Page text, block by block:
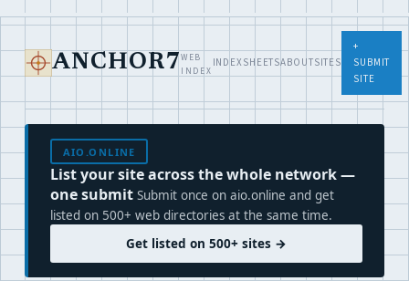
ANCHOR7 WEB
INDEX
INDEXSHEETSABOUTSITES
+
SUBMIT
SITE
AIO.ONLINE
List your site across the whole network —
one submit Submit once on aio.online and get
listed on 500+ web directories at the same time.
Get listed on 500+ sites →